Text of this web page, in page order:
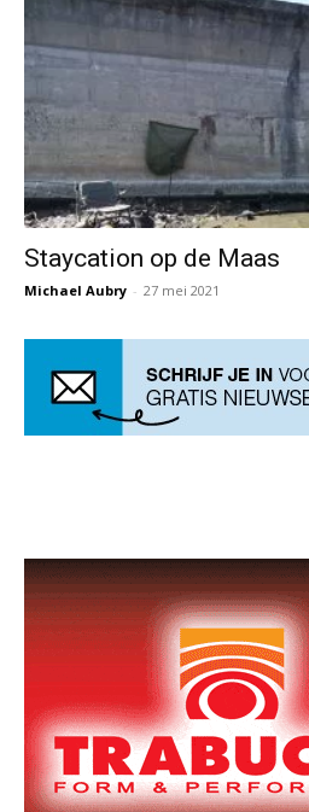
Staycation op de Maas
Michael Aubry - 27 mei 2021